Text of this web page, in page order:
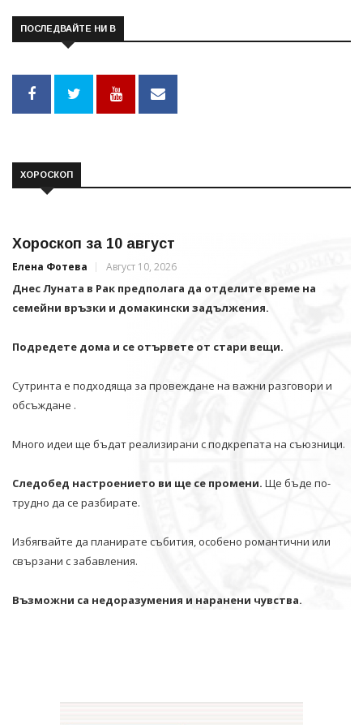
ПОСЛЕДВАЙТЕ НИ В
ХОРОСКОП
Хороскоп за 10 август
Елена Фотева Август 10, 2026
Днес Луната в Рак предполага да отделите време на
семейни връзки и домакински задължения.
Подредете дома и се отървете от стари вещи.
Сутринта е подходяща за провеждане на важни разговори и
обсъждане .
Много идеи ще бъдат реализирани с подкрепата на съюзници.
Следобед настроението ви ще се промени. Ще бъде по-
трудно да се разбирате.
Избягвайте да планирате събития, особено романтични или
свързани с забавления.
Възможни са недоразумения и наранени чувства.